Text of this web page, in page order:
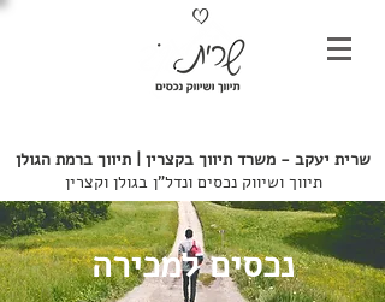
שרית יעקב - משרד תיווך בקצרין | תיווך ברמת הגולן
תיווך ושיווק נכסים ונדל"ן בגולן וקצרין
נכסים למכירה